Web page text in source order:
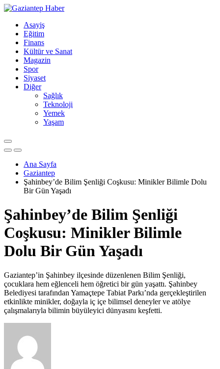
Asayiş
Eğitim
Finans
Kültür ve Sanat
Magazin
Spor
Siyaset
Diğer
Sağlık
Teknoloji
Yemek
Yaşam
Ana Sayfa
Gaziantep
Şahinbey’de Bilim Şenliği Coşkusu: Minikler Bilimle Dolu
Bir Gün Yaşadı
Şahinbey’de Bilim Şenliği
Coşkusu: Minikler Bilimle
Dolu Bir Gün Yaşadı
Gaziantep’in Şahinbey ilçesinde düzenlenen Bilim Şenliği,
çocuklara hem eğlenceli hem öğretici bir gün yaşattı. Şahinbey
Belediyesi tarafından Yamaçtepe Tabiat Parkı’nda gerçekleştirilen
etkinlikte minikler, doğayla iç içe bilimsel deneyler ve atölye
çalışmalarıyla bilimin büyüleyici dünyasını keşfetti.